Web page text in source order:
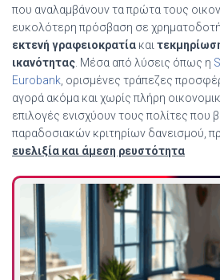
που αναλαμβάνουν τα πρώτα τους
ευκολότερη πρόσβαση σε
εκτενή γραφειοκρατία και
ικανότητας. Μέσα από λύσεις όπως η
Eurobank, ορισμένες τράπεζες
αγορά ακόμα και χωρίς πλήρη
επιλογές ενισχύουν τους πολίτες που
παραδοσιακών κριτηρίων δανεισμού,
ευελιξία και άμεση ρευστότητα